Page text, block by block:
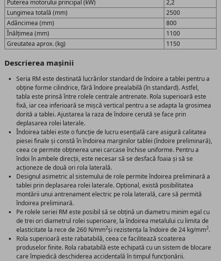
Puterea motorului principal (kW)
2,2
Lungimea totală (mm)
2500
Adâncimea (mm)
800
Înălțimea (mm)
1100
Greutatea aprox. (kg)
1150
Descrierea mașinii
Seria RM este destinată lucrărilor standard de îndoire a tablei pentru a
obține forme cilindrice, fără îndoire prealabilă (în standard). Astfel,
tabla este prinsă între rolele centrale antrenate. Rola superioară este
fixă, iar cea inferioară se mișcă vertical pentru a se adapta la grosimea
dorită a tablei. Ajustarea la raza de îndoire cerută se face prin
deplasarea rolei laterale.
Îndoirea tablei este o funcție de lucru esențială care asigură calitatea
piesei finale și constă în îndoirea marginilor tablei (îndoire preliminară),
ceea ce permite obținerea unei carcase închise uniforme. Pentru a
îndoi în ambele direcții, este necesar să se desfacă foaia și să se
acționeze de două ori rola laterală.
Designul asimetric al sistemului de role permite îndoirea preliminară a
tablei prin deplasarea rolei laterale. Opțional, există posibilitatea
montării unui antrenament electric pe rola laterală, care să permită
îndoirea preliminară.
Pe rolele seriei RM este posibil să se obțină un diametru minim egal cu
de trei ori diametrul rolei superioare, la îndoirea metalului cu limita de
elasticitate la rece de 260 N/mm2și rezistența la îndoire de 24 kg/mm2.
Rola superioară este rabatabilă, ceea ce facilitează scoaterea
produselor finite. Rola rabatabilă este echipată cu un sistem de blocare
care împiedică deschiderea accidentală în timpul funcționării.